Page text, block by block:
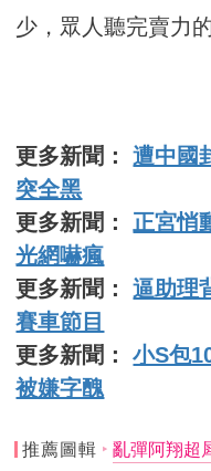
少，眾人聽完賣力
更多新聞：遭中國
突全黑
更多新聞： 正宮悄
光網嚇瘋
更多新聞：逼助理
賽車節目
更多新聞：小S包
被嫌字醜
推薦圖輯 亂彈阿翔超